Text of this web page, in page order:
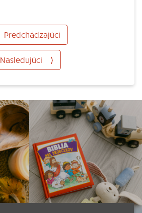
Predchádzajúci
Nasledujúci ⟩